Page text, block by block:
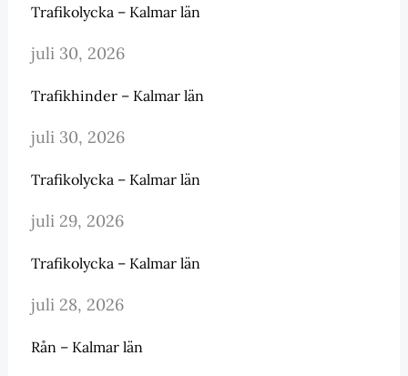
Trafikolycka – Kalmar län
juli 30, 2026
Trafikhinder – Kalmar län
juli 30, 2026
Trafikolycka – Kalmar län
juli 29, 2026
Trafikolycka – Kalmar län
juli 28, 2026
Rån – Kalmar län